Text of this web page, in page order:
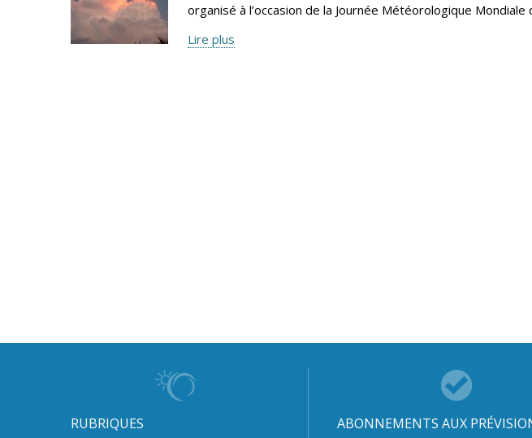
organisé à l’occasion de la Journée Météorologique Mondiale
Lire plus
RUBRIQUES ABONNEMENTS AUX